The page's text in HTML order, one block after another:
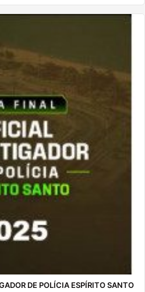
DE POLÍCIA ESPÍRITO SANTO